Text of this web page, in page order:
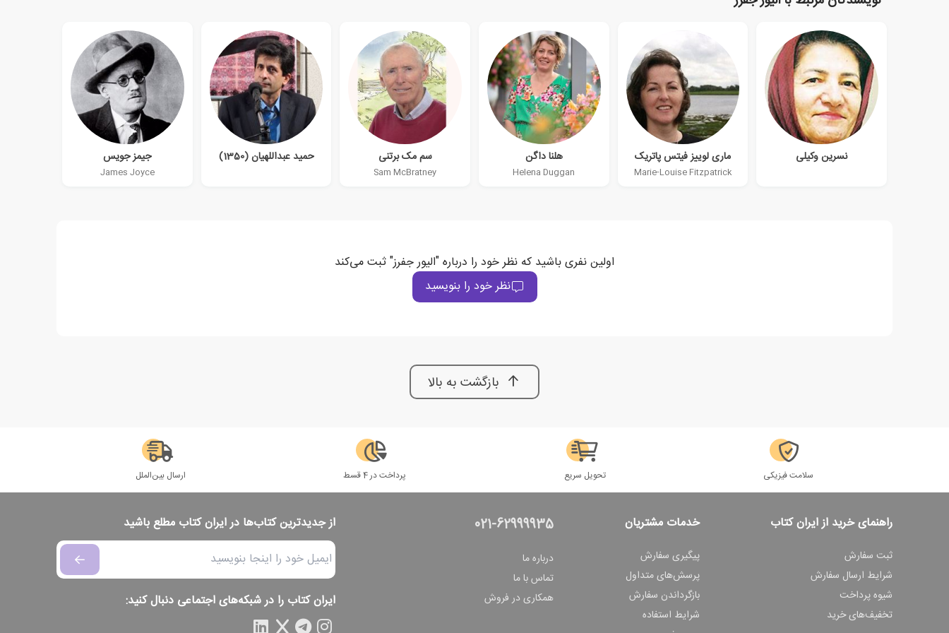
نسرین وکیلی ماری لوییز فیتس پاتریک
Marie-Louise Fitzpatrick
هلنا داگن
Helena Duggan
سم مک برتنی
Sam McBratney
حمید عبداللهیان (1350) جیمز جویس
James Joyce
اولین نفری باشید که نظر خود را درباره "الیور جفرز" ثبت می‌کند
نظر خود را بنویسید
بازگشت به بالا
سلامت فیزیکی تحویل سریع پرداخت در 4 قسط ارسال بین‌الملل
راهنمای خرید از ایران کتاب
ثبت سفارش
شرایط ارسال سفارش
شیوه پرداخت
تخفیف‌های خرید
خدمات مشتریان
پیگیری سفارش
پرسش‌های متداول
بازگرداندن سفارش
شرایط استفاده
021-62999935
درباره ما
تماس با ما
همکاری در فروش
از جدیدترین کتاب‌ها در ایران کتاب مطلع باشید
ایران کتاب را در شبکه‌های اجتماعی دنبال کنید: